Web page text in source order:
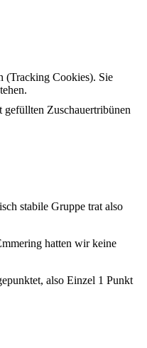
Zuschauertribünen
stabile Gruppe trat also
hatten wir keine
also Einzel 1 Punkt
(Tracking Cookies). Sie